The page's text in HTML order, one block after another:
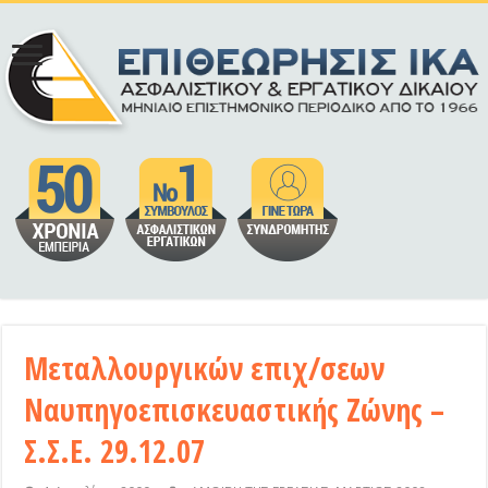
Μεταλλουργικών επιχ/σεων
Ναυπηγοεπισκευαστικής Ζώνης –
Σ.Σ.Ε. 29.12.07